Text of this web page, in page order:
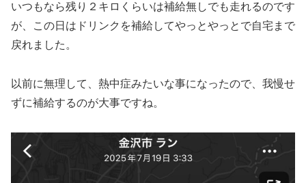
いつもなら残り２キロくらいは補給無しでも走れるのです
が、この日はドリンクを補給してやっとやっとで自宅まで
戻れました。
以前に無理して、熱中症みたいな事になったので、我慢せ
ずに補給するのが大事ですね。